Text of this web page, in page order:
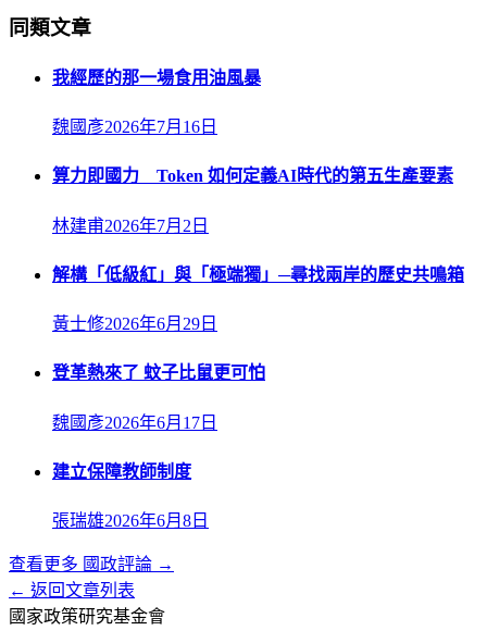
同類文章
我經歷的那一場食用油風暴
魏國彥2026年7月16日
算力即國力 Token 如何定義AI時代的第五生產要素
林建甫2026年7月2日
解構「低級紅」與「極端獨」─尋找兩岸的歷史共鳴箱
黃士修2026年6月29日
登革熱來了 蚊子比鼠更可怕
魏國彥2026年6月17日
建立保障教師制度
張瑞雄2026年6月8日
查看更多 國政評論 →
← 返回文章列表
國家政策研究基金會